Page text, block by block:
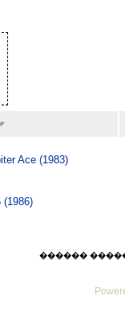
Ace (1983)
(1986)
������ ������